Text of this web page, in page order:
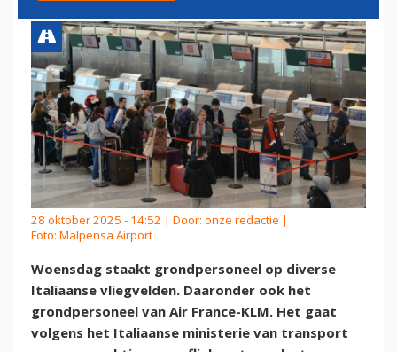
28 oktober 2025 - 14:52 | Door: onze redactie |
Foto: Malpensa Airport
Woensdag staakt grondpersoneel op diverse
Italiaanse vliegvelden. Daaronder ook het
grondpersoneel van Air France-KLM. Het gaat
volgens het Italiaanse ministerie van transport